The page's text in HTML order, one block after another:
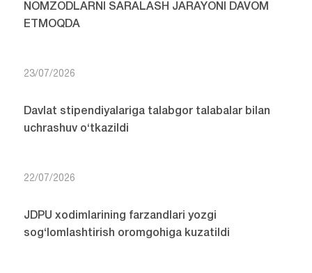
NOMZODLARNI SARALASH JARAYONI DAVOM
ETMOQDA
23/07/2026
Davlat stipendiyalariga talabgor talabalar bilan
uchrashuv o‘tkazildi
22/07/2026
JDPU xodimlarining farzandlari yozgi
sog‘lomlashtirish oromgohiga kuzatildi